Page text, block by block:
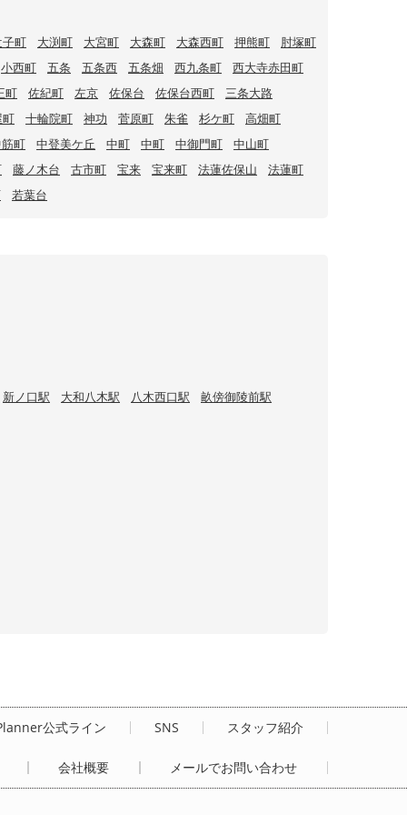
町 大渕町 大宮町 大森町 大森西町 押熊町
肘塚町
小西町
五条 五条西 五条畑 西九条町
西大寺赤田町
町
佐紀町 左京 佐保台 佐保台西町
三条大路
町
十輪院町 神功 菅原町 朱雀 杉ケ町
高畑町
町
中登美ケ丘 中町 中町 中御門町
中山町
藤ノ木台 古市町 宝来 宝来町 法蓮佐保山
法蓮町
若葉台
新ノ口駅 大和八木駅 八木西口駅 畝傍御陵前駅
公式ライン SNS スタッフ紹介
会社概要 メールでお問い合わせ